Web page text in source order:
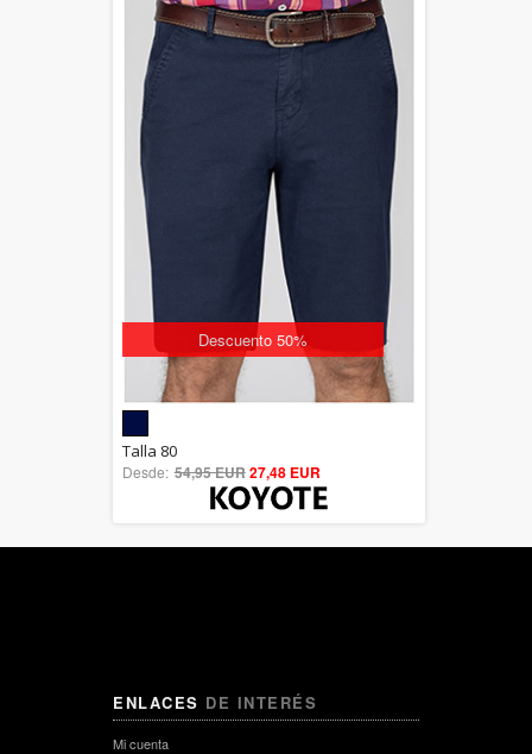
Descuento 50%
out of 5
Talla 80
Desde: 54,95 EUR27,48 EUR
ENLACES DE INTERÉS
Mi cuenta